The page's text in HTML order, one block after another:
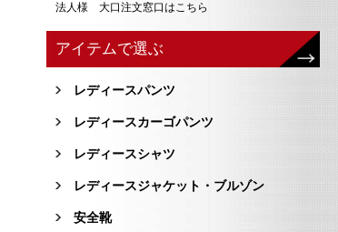
法人様 大口注文窓口はこちら
アイテムで選ぶ
レディースパンツ
レディースカーゴパンツ
レディースシャツ
レディースジャケット・ブルゾン
安全靴